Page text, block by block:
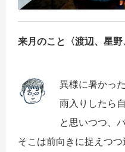
来月のこと〈渡辺、星
異様に暑かっ
雨入りしたら
と思いつつ、
そこは前向きに捉えつ